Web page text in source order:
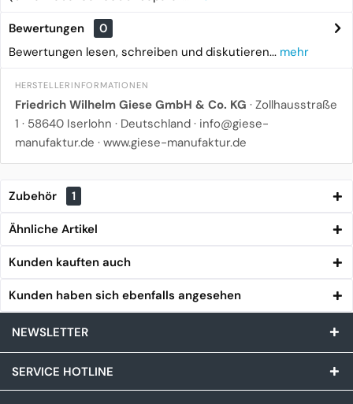
Bewertungen
0
Bewertungen lesen, schreiben und diskutieren... mehr
HERSTELLERINFORMATIONEN
Friedrich Wilhelm Giese GmbH & Co. KG · Zollhausstraße
1 · 58640 Iserlohn · Deutschland · info@giese-
manufaktur.de · www.giese-manufaktur.de
Zubehör 1
Ähnliche Artikel
Kunden kauften auch
Kunden haben sich ebenfalls angesehen
NEWSLETTER
SERVICE HOTLINE